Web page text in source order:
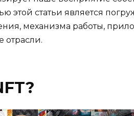
этой статьи является
механизма работы,
отрасли.